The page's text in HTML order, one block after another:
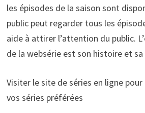
les épisodes de la saison sont
public peut regarder tous les
aide à attirer l’attention du public.
de la websérie est son histoire et
Visiter le site de séries en ligne pour
vos séries préférées